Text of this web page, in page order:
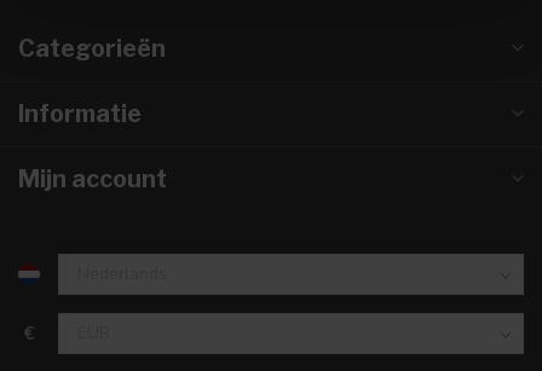
Categorieën
Informatie
Mijn account
€